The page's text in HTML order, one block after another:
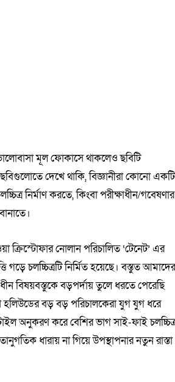
মূল ফোকাসে থাকলেও ছবিটি
দেখে থাকি, বিজ্ঞানীরা কোনো একটি
নির্মাণ করতে, কিংবা পরীক্ষাধীন/গবেষণার
নোলান পরিচালিত ‘টেনেট’ এর
চলচ্চিত্রটি নির্মিত হয়েছে। বস্তুত
বিষয়বস্তুকে বড়পর্দায় তুলে ধরতে পেরেছি
হলিউডের বড় বড় পরিচালকেরা যুগ যুগ ধরে
অনুকরণ করে বেশির ভাগ সাই-ফাই
ধারায় না গিয়ে উপস্থাপনার নতুন রাস্তা